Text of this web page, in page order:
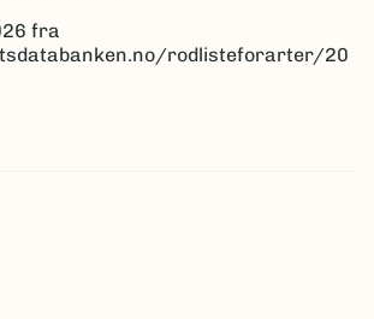
fra
rodlisteforarter/20